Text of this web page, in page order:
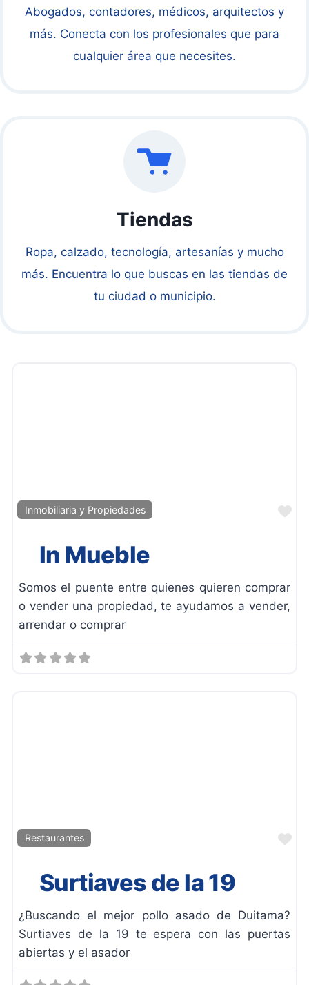
Abogados, contadores, médicos, arquitectos y
más. Conecta con los profesionales que para
cualquier área que necesites.
Tiendas
Ropa, calzado, tecnología, artesanías y mucho
más. Encuentra lo que buscas en las tiendas de
tu ciudad o municipio.
Inmobiliaria y Propiedades
In Mueble
Somos el puente entre quienes quieren comprar
o vender una propiedad, te ayudamos a vender,
arrendar o comprar
Restaurantes
Surtiaves de la 19
¿Buscando el mejor pollo asado de Duitama?
Surtiaves de la 19 te espera con las puertas
abiertas y el asador